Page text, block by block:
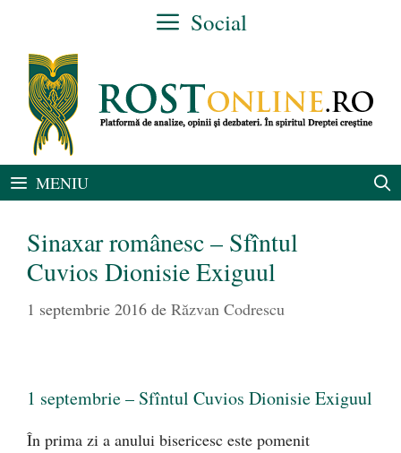
conținut
Social
MENIU
Sinaxar românesc – Sfîntul
Cuvios Dionisie Exiguul
1 septembrie 2016 de Răzvan Codrescu
1 septembrie – Sfîntul Cuvios Dionisie Exiguul
În prima zi a anului bisericesc este pomenit